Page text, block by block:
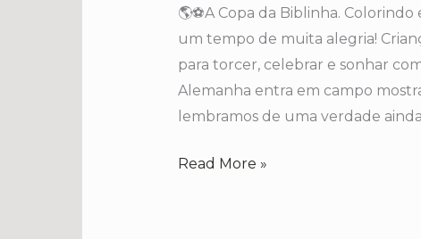
🌎⚽A Copa da Biblinha.
um tempo de muita alegria!
para torcer, celebrar e sonhar
Alemanha entra em campo
lembramos de uma verdade ainda
Biblinha
Read More »